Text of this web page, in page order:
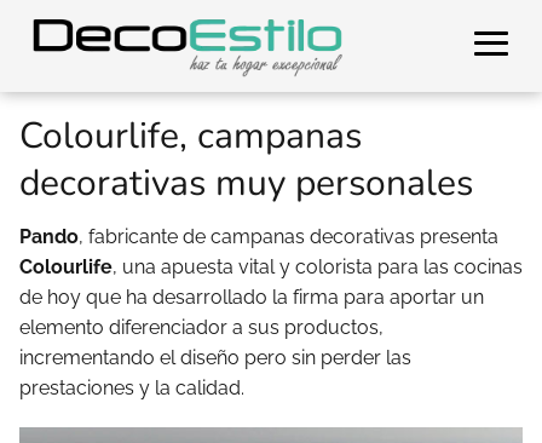
Colourlife, campanas
decorativas muy personales
Pando, fabricante de campanas decorativas presenta
Colourlife, una apuesta vital y colorista para las cocinas
de hoy que ha desarrollado la firma para aportar un
elemento diferenciador a sus productos,
incrementando el diseño pero sin perder las
prestaciones y la calidad.